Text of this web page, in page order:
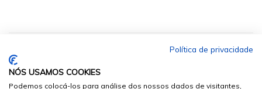
Política de privacidade
NÓS USAMOS COOKIES
Podemos colocá-los para análise dos nossos dados de visitantes,